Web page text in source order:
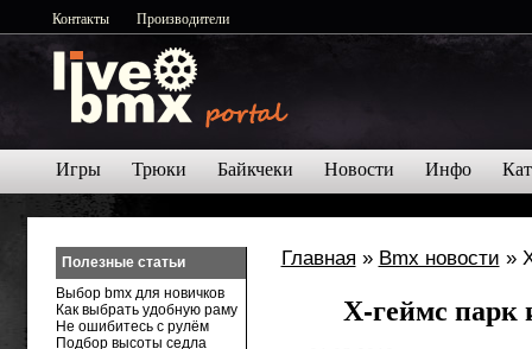
Контакты Производители
Игры Трюки Байкчеки Новости Инфо
Главная » Bmx новости »
Х-геймс парк
Полезные статьи
Выбор bmx для новичков
Как выбрать удобную раму
Не ошибитесь с рулём
Подбор высоты седла